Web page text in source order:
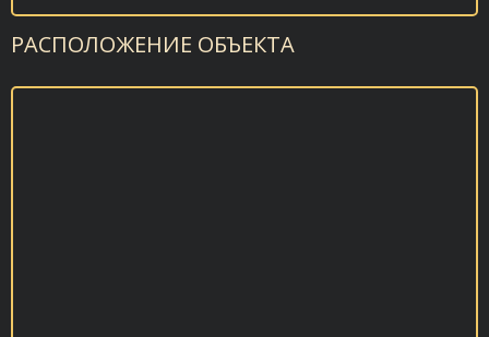
РАСПОЛОЖЕНИЕ ОБЪЕКТА